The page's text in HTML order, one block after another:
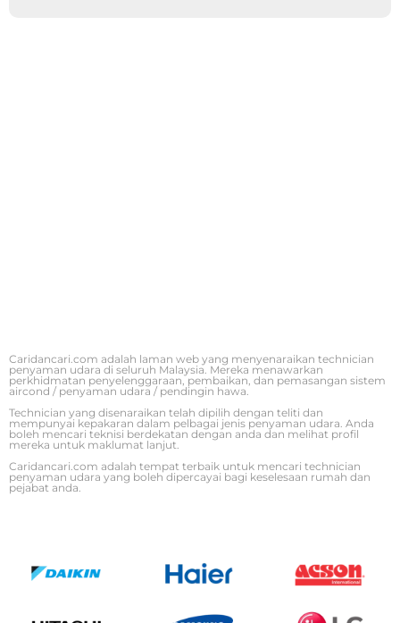
Caridancari.com adalah laman web yang menyenaraikan technician
penyaman udara di seluruh Malaysia. Mereka menawarkan
perkhidmatan penyelenggaraan, pembaikan, dan pemasangan sistem
aircond / penyaman udara / pendingin hawa.
Technician yang disenaraikan telah dipilih dengan teliti dan
mempunyai kepakaran dalam pelbagai jenis penyaman udara. Anda
boleh mencari teknisi berdekatan dengan anda dan melihat profil
mereka untuk maklumat lanjut.
Caridancari.com adalah tempat terbaik untuk mencari technician
penyaman udara yang boleh dipercayai bagi keselesaan rumah dan
pejabat anda.